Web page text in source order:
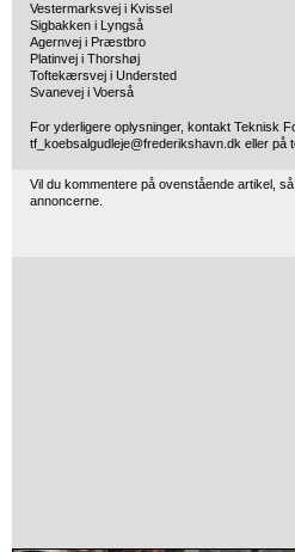
Vestermarksvej i Kvissel
Sigbakken i Lyngså
Agernvej i Præstbro
Platinvej i Thorshøj
Toftekærsvej i Understed
Svanevej i Voerså
For yderligere oplysninger, kontakt Teknisk
tf_koebsalgudleje@frederikshavn.dk eller på
Vil du kommentere på ovenstående artikel,
annoncerne.